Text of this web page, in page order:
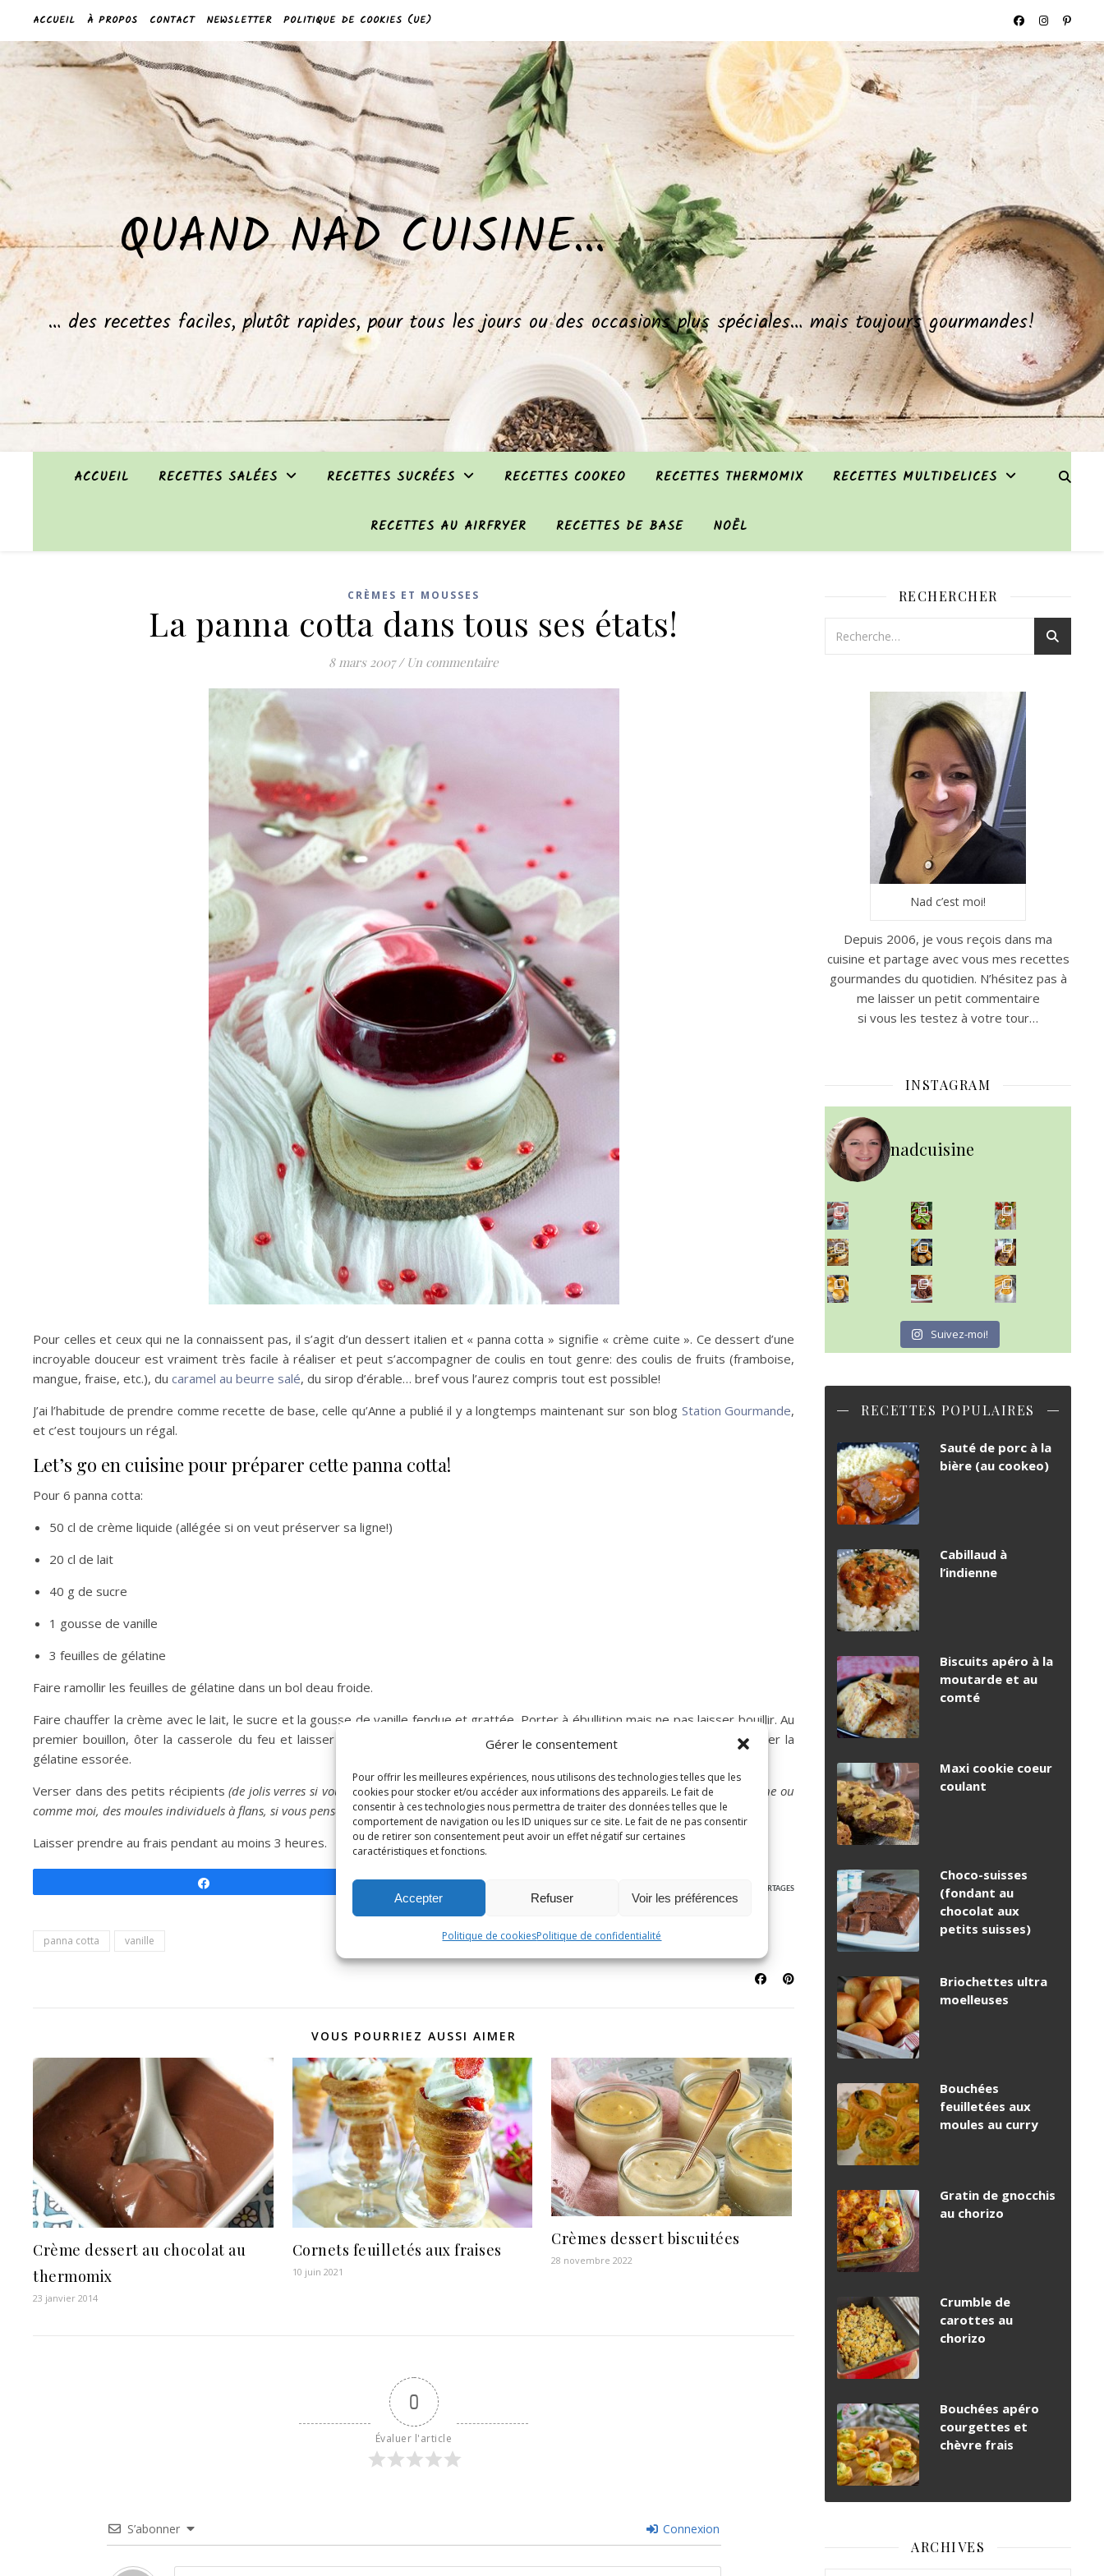
Gérer le consentement
Pour offrir les meilleures expériences, nous utilisons des technologies telles que les
cookies pour stocker et/ou accéder aux informations des appareils. Le fait de
consentir à ces technologies nous permettra de traiter des données telles que le
comportement de navigation ou les ID uniques sur ce site. Le fait de ne pas consentir
ou de retirer son consentement peut avoir un effet négatif sur certaines
caractéristiques et fonctions.
Accepter Refuser Voir les préférences
Politique de cookiesPolitique de confidentialité
ACCUEIL À PROPOS CONTACT NEWSLETTER POLITIQUE DE COOKIES (UE)
QUAND NAD CUISINE…
… des recettes faciles, plutôt rapides, pour tous les jours ou des occasions plus spéciales… mais toujours gourmandes!
ACCUEIL RECETTES SALÉES RECETTES SUCRÉES RECETTES COOKEO RECETTES THERMOMIX RECETTES MULTIDELICES
RECETTES AU AIRFRYER RECETTES DE BASE NOËL
CRÈMES ET MOUSSES
La panna cotta dans tous ses états!
8 mars 2007 / Un commentaire
Pour celles et ceux qui ne la connaissent pas, il s’agit d’un dessert italien et « panna cotta » signifie « crème cuite ». Ce dessert d’une
incroyable douceur est vraiment très facile à réaliser et peut s’accompagner de coulis en tout genre: des coulis de fruits (framboise,
mangue, fraise, etc.), du caramel au beurre salé, du sirop d’érable… bref vous l’aurez compris tout est possible!
J’ai l’habitude de prendre comme recette de base, celle qu’Anne a publié il y a longtemps maintenant sur son blog Station Gourmande,
et c’est toujours un régal.
Let’s go en cuisine pour préparer cette panna cotta!
Pour 6 panna cotta:
50 cl de crème liquide (allégée si on veut préserver sa ligne!)
20 cl de lait
40 g de sucre
1 gousse de vanille
3 feuilles de gélatine
Faire ramollir les feuilles de gélatine dans un bol deau froide.
Faire chauffer la crème avec le lait, le sucre et la gousse de vanille fendue et grattée. Porter à ébullition mais ne pas laisser bouillir. Au
premier bouillon, ôter la casserole du feu et laisser infuser la vanille pendant quelques instants. Retirer la gousse et incorporer la
gélatine essorée.
Verser dans des petits récipients(de jolis verres si vous ne comptez pas démouler la panna cotta ou alors de petits moules en silicone ou
comme moi, des moules individuels à flans, si vous pensez les démouler).
Laisser prendre au frais pendant au moins 3 heures.
Épingle
PARTAGES
panna cotta vanille
VOUS POURRIEZ AUSSI AIMER
Crème dessert au chocolat au
thermomix
23 janvier 2014
Cornets feuilletés aux fraises
10 juin 2021
Crèmes dessert biscuitées
28 novembre 2022
0
Évaluer l'article
S’abonner Connexion
RECHERCHER
Nad c’est moi!
Depuis 2006, je vous reçois dans ma
cuisine et partage avec vous mes recettes
gourmandes du quotidien. N’hésitez pas à
me laisser un petit commentaire
si vous les testez à votre tour…
INSTAGRAM
nadcuisine
~ NICE CREAM À LA FRAISE ~
Presque un mois que
~ SALADE DE PÂTES AUX DEUX TOMATES THON ET BURRA
~ FINANCIERS MYRTILLES ET CITRON ~
Aujourd'hu
~ BUNS MAISON ~
Un peu de boulange par ici au
~ GÂTEAU FONDANT CHOCO NOISETTE ~
C'est lundi
Suivez-moi!
RECETTES POPULAIRES
Sauté de porc à la
bière (au cookeo)
Cabillaud à
l’indienne
Biscuits apéro à la
moutarde et au
comté
Maxi cookie coeur
coulant
Choco-suisses
(fondant au
chocolat aux
petits suisses)
Briochettes ultra
moelleuses
Bouchées
feuilletées aux
moules au curry
Gratin de gnocchis
au chorizo
Crumble de
carottes au
chorizo
Bouchées apéro
courgettes et
chèvre frais
ARCHIVES